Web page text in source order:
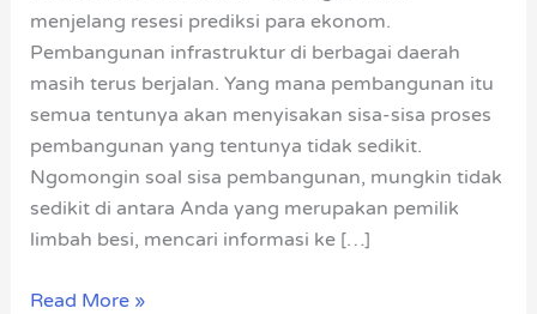
menjelang resesi prediksi para ekonom.
Pembangunan infrastruktur di berbagai daerah
masih terus berjalan. Yang mana pembangunan itu
semua tentunya akan menyisakan sisa-sisa proses
pembangunan yang tentunya tidak sedikit.
Ngomongin soal sisa pembangunan, mungkin tidak
sedikit di antara Anda yang merupakan pemilik
limbah besi, mencari informasi ke […]
Read More »